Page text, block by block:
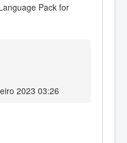
Pack for
2023 03:26